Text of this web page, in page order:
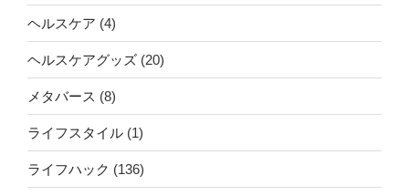
ヘルスケア (4)
ヘルスケアグッズ (20)
メタバース (8)
ライフスタイル (1)
ライフハック (136)